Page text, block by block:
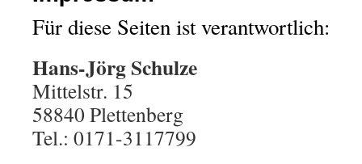
Für diese Seiten ist verantwortlich:
Hans-Jörg Schulze
Mittelstr. 15
58840 Plettenberg
Tel.: 0171-3117799